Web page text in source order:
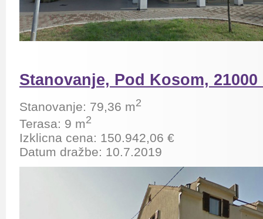
Stanovanje, Pod Kosom,
Stanovanje: 79,36 m2
Terasa: 9 m2
Izklicna cena: 150.942,06 €
Datum dražbe: 10.7.2019